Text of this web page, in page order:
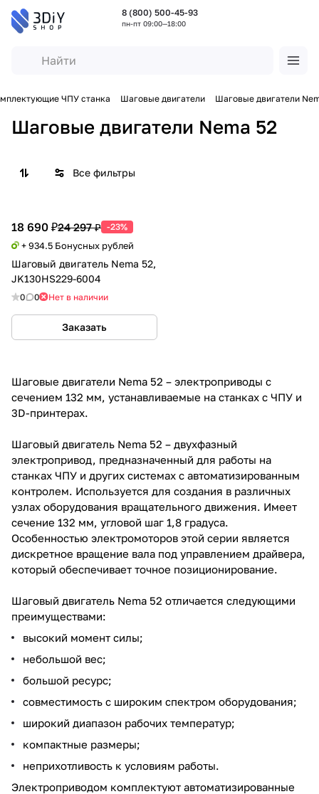
8 (800) 500-45-93
пн-пт 09:00—18:00
ЧПУ станка Шаговые двигатели Шаговые двигатели
Шаговые двигатели Nema 52
Все фильтры
18 690 ₽24 297 ₽ -23%
+ 934.5 Бонусных рублей
Шаговый двигатель Nema 52,
JK130HS229-6004
0 0 Нет в наличии
Заказать
Шаговые двигатели Nema 52 – электроприводы с
сечением 132 мм, устанавливаемые на станках с ЧПУ и
3D-принтерах.
Шаговый двигатель Nema 52 – двухфазный
электропривод, предназначенный для работы на
станках ЧПУ и других системах с автоматизированным
контролем. Используется для создания в различных
узлах оборудования вращательного движения. Имеет
сечение 132 мм, угловой шаг 1,8 градуса.
Особенностью электромоторов этой серии является
дискретное вращение вала под управлением драйвера,
который обеспечивает точное позиционирование.
Шаговый двигатель Nema 52 отличается следующими
преимуществами:
высокий момент силы;
небольшой вес;
большой ресурс;
совместимость с широким спектром оборудования;
широкий диапазон рабочих температур;
компактные размеры;
неприхотливость к условиям работы.
Электроприводом комплектуют автоматизированные